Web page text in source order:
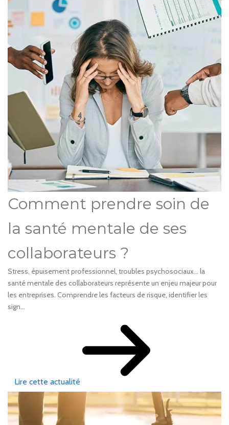
Comment prendre soin de
la santé mentale de ses
collaborateurs ?
Stress, épuisement professionnel, troubles psychosociaux… la
santé mentale des collaborateurs représente un enjeu majeur pour
les entreprises. Comprendre les facteurs de risque, identifier les
sign...
Lire cette actualité